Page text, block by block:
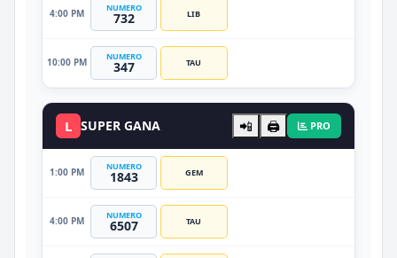
4:00 PM NUMERO
732 LIB
10:00 PM NUMERO
347 TAU
L SUPER GANA 📲 🖨️ PRO
1:00 PM NUMERO
1843 GEM
4:00 PM NUMERO
6507 TAU